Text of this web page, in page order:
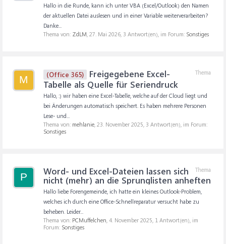
Hallo in die Runde, kann ich unter VBA (Excel/Outlook) den Namen
der aktuellen Datei auslesen und in einer Variable weiterverarbeiten?
Danke...
Thema von: ZdLM, 27. Mai 2026, 3 Antwort(en), im Forum: Sonstiges
M
Thema
(Office 365)
Freigegebene Excel-
Tabelle als Quelle für Seriendruck
Hallo, :) wir haben eine Excel-Tabelle, welche auf der Cloud liegt und
bei Änderungen automatisch speichert. Es haben mehrere Personen
Lese- und...
Thema von: mehlanie, 23. November 2025, 3 Antwort(en), im Forum:
Sonstiges
P
Thema
Word- und Excel-Dateien lassen sich
nicht (mehr) an die Sprunglisten anheften
Hallo liebe Forengemeinde, ich hatte ein kleines Outlook-Problem,
welches ich durch eine Office-Schnellreparatur versucht habe zu
beheben. Leider...
Thema von: PCMuffelchen, 4. November 2025, 1 Antwort(en), im
Forum: Sonstiges